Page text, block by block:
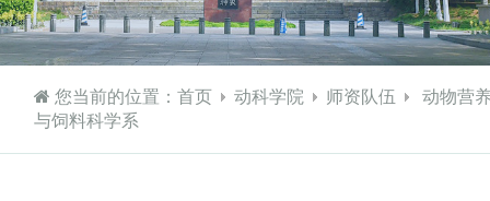
您当前的位置：首页 动科学院 师资队伍
动物营
与饲料科学系